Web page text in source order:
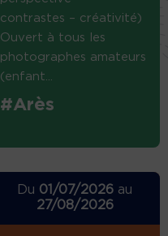
contrastes – créativité)
Ouvert à tous les
photographes amateurs
(enfant...
#Arès
Du 01/07/2026 au
27/08/2026